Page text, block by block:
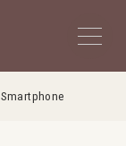
Smartphone